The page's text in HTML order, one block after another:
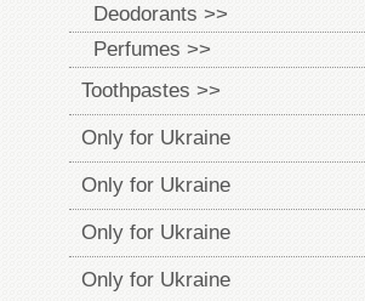
Deodorants >>
Perfumes >>
Toothpastes >>
Only for Ukraine
Only for Ukraine
Only for Ukraine
Only for Ukraine